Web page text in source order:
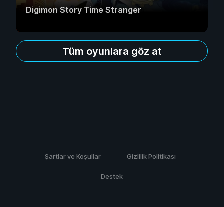
Digimon Story Time Stranger
Tüm oyunlara göz at
Şartlar ve Koşullar Gizlilik Politikası
Destek